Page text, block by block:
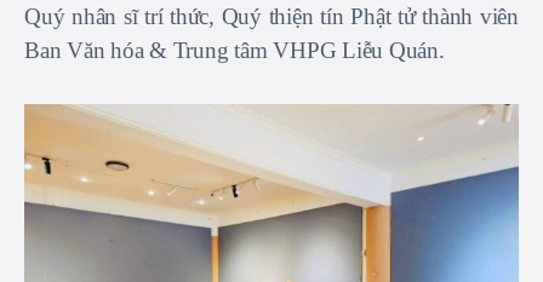
Quý nhân sĩ trí thức, Quý thiện tín Phật tử thành viên
Ban Văn hóa & Trung tâm VHPG Liễu Quán.